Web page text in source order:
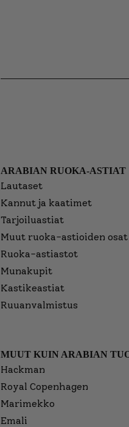
ARABIAN RUOKA-ASTIAT
Lautaset
Kannut ja kaatimet
Tarjoiluastiat
Muut ruoka-astioiden osat
Ruoka-astiastot
Munakupit
Kastikeastiat
Ruuanvalmistus
MUUT KUIN ARABIAN
Hackman
Royal Copenhagen
Marimekko
Emali